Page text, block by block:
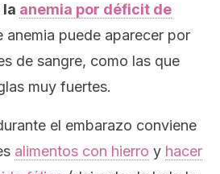
anemia por déficit de
anemia puede aparecer por
de sangre, como las que
muy fuertes.
el embarazo conviene
alimentos con hierro y hacer